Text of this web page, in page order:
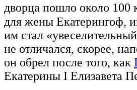
дворца пошло около 100
для жены Екатерингоф,
им стал
не отличался, скорее,
он обрел после того, как
Екатерины I Елизавета